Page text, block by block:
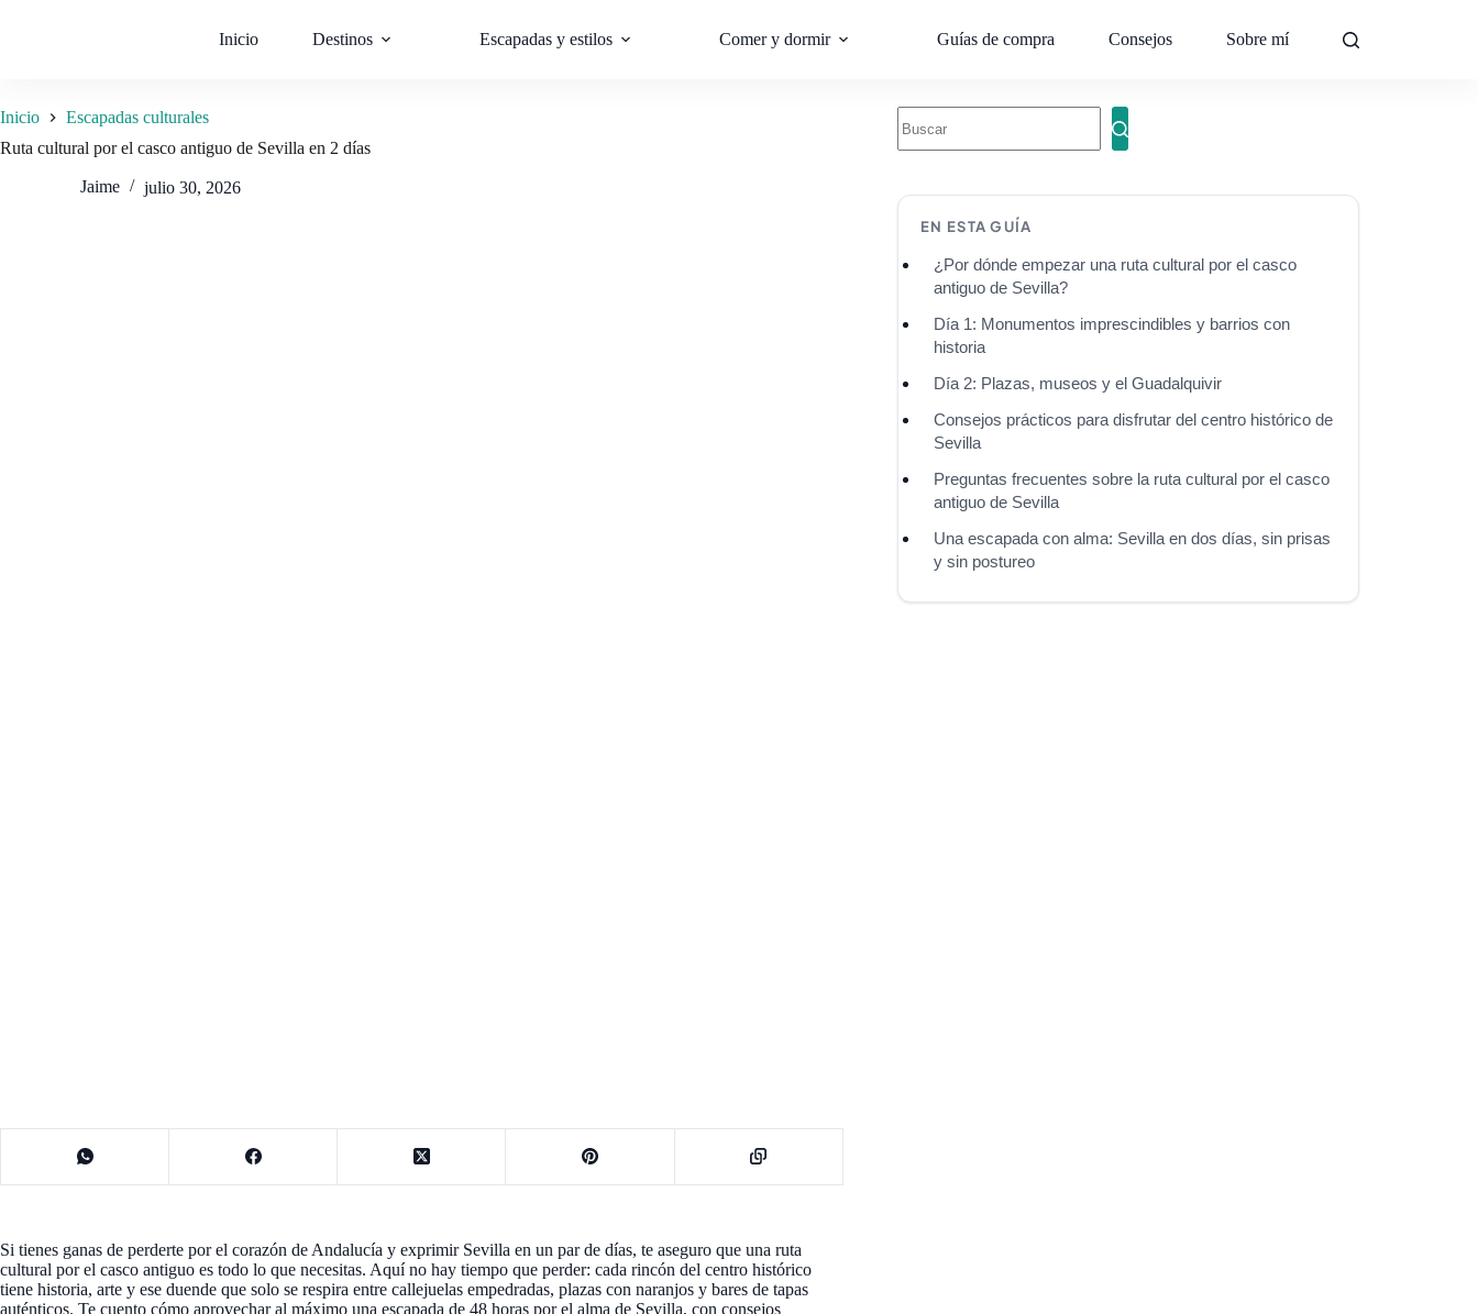
Inicio Destinos Escapadas y estilos Comer y dormir Guías de compra Consejos Sobre mí Contacto
Inicio
Escapadas culturales
Ruta cultural por el casco antiguo de Sevilla en 2 días
Jaime julio 30, 2026
Si tienes ganas de perderte por el corazón de Andalucía y exprimir Sevilla en un par de días, te aseguro que una ruta
cultural por el casco antiguo es todo lo que necesitas. Aquí no hay tiempo que perder: cada rincón del centro histórico
tiene historia, arte y ese duende que solo se respira entre callejuelas empedradas, plazas con naranjos y bares de tapas
auténticos. Te cuento cómo aprovechar al máximo una escapada de 48 horas por el alma de Sevilla, con consejos
EN ESTA GUÍA
¿Por dónde empezar una ruta cultural por el casco
antiguo de Sevilla?
Día 1: Monumentos imprescindibles y barrios con
historia
Día 2: Plazas, museos y el Guadalquivir
Consejos prácticos para disfrutar del centro histórico de
Sevilla
Preguntas frecuentes sobre la ruta cultural por el casco
antiguo de Sevilla
Una escapada con alma: Sevilla en dos días, sin prisas
y sin postureo